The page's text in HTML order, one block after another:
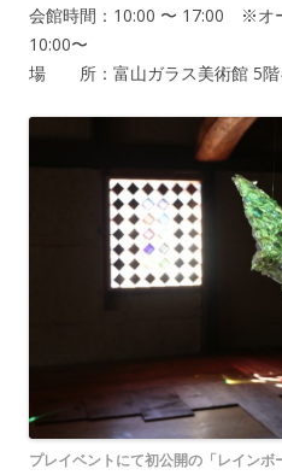
会館時間：10:00 〜 17:00 ※オ
10:00〜
場 所：富山ガラス美術館 5階
プレイベントにて初公開の「レインボ